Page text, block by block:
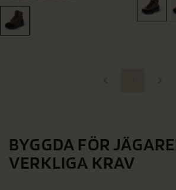
BYGGDA FÖR
VERKLIGA KRAV